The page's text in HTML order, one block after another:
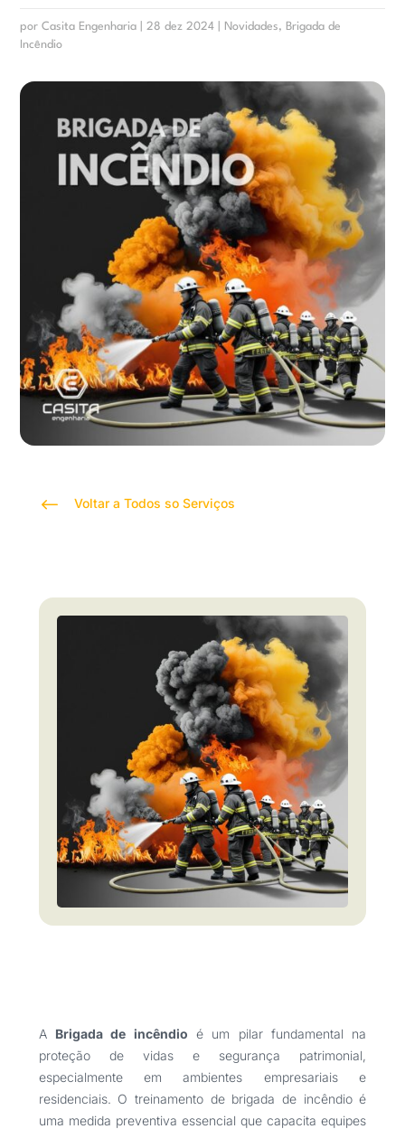
porCasita Engenharia |28 dez 2024 Novidades, Brigada de
Incêndio
# Voltar a Todos so Serviços
A Brigada de incêndio é um pilar fundamental na
proteção de vidas e segurança patrimonial,
especialmente em ambientes empresariais e
residenciais. O treinamento de brigada de incêndio é
uma medida preventiva essencial que capacita equipes